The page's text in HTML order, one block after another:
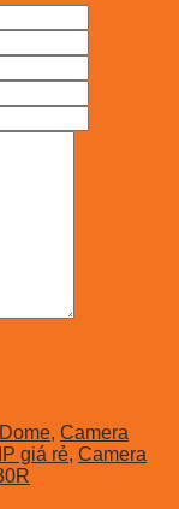
, Camera
giá rẻ, Camera